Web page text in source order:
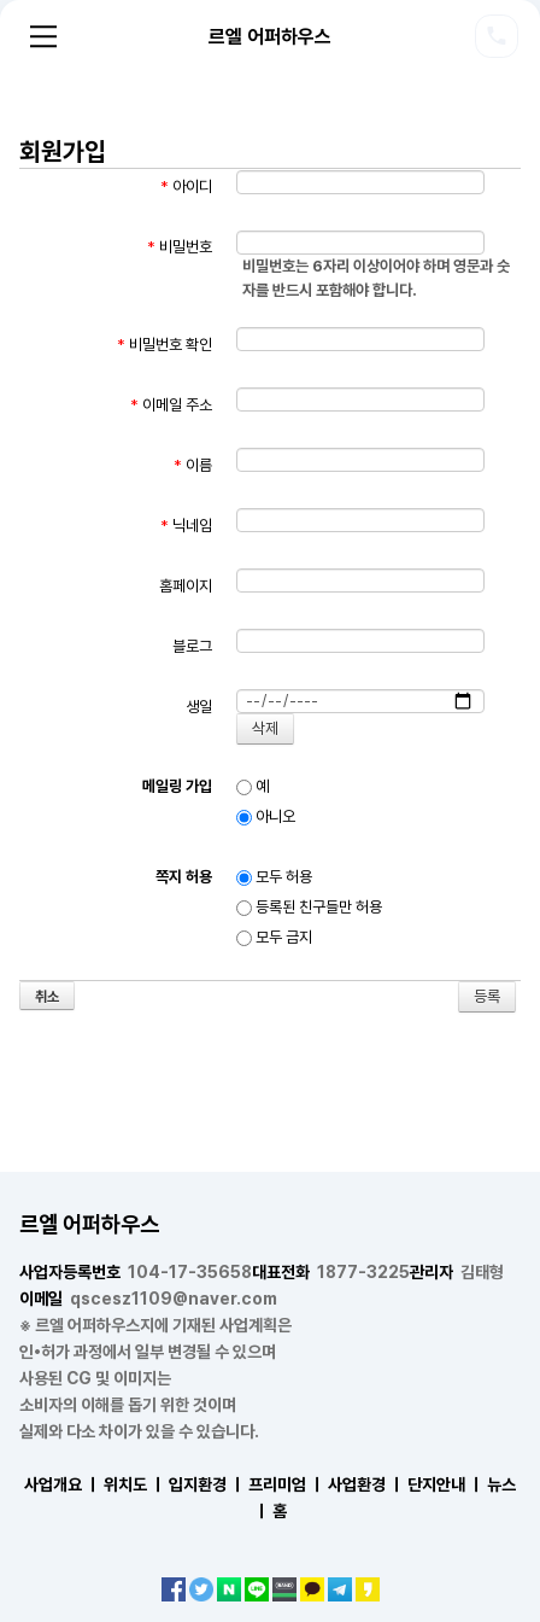
르엘 어퍼하우스
회원가입
* 아이디
* 비밀번호
비밀번호는 6자리 이상이어야 하며 영문과 숫
자를 반드시 포함해야 합니다.
* 비밀번호 확인
* 이메일 주소
* 이름
* 닉네임
홈페이지
블로그
생일
메일링 가입
예
아니오
쪽지 허용
모두 허용
등록된 친구들만 허용
모두 금지
취소
르엘 어퍼하우스
사업자등록번호 104-17-35658대표전화 1877-3225관리자 김태형
이메일 qscesz1109@naver.com
※ 르엘 어퍼하우스지에 기재된 사업계획은
인•허가 과정에서 일부 변경될 수 있으며
사용된 CG 및 이미지는
소비자의 이해를 돕기 위한 것이며
실제와 다소 차이가 있을 수 있습니다.
사업개요 ㅣ 위치도 ㅣ 입지환경 ㅣ 프리미엄 ㅣ 사업환경 ㅣ 단지안내 ㅣ
뉴스
홈